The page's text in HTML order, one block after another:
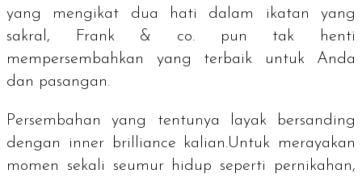
yang mengikat dua hati dalam ikatan yang
sakral, Frank & co. pun tak henti
mempersembahkan yang terbaik untuk Anda
dan pasangan.
Persembahan yang tentunya layak bersanding
dengan inner brilliance kalian.Untuk merayakan
momen sekali seumur hidup seperti pernikahan,